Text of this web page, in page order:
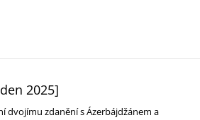
2025]
dvojímu zdanění s Ázerbájdžánem a